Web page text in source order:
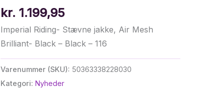
kr. 1.199,95
Imperial Riding- Stævne jakke, Air Mesh
Brilliant- Black – Black – 116
Varenummer (SKU): 50363338228030
Kategori: Nyheder